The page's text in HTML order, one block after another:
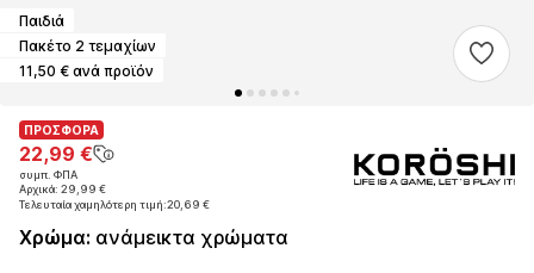
Παιδιά
Πακέτο 2 τεμαχίων
11,50 € ανά προϊόν
ΠΡΟΣΦΟΡΑ
22,99 €
συμπ. ΦΠΑ
Αρχικά: 29,99 €
Τελευταία χαμηλότερη τιμή:20,69 €
ΠΡΟΣΦΟΡΑ
22,99 €
συμπ. ΦΠΑ
Αρχικά: 29,99 €
Τελευταία χαμηλότερη τιμή:20,69 €
ΠΡΟΣΦΟΡΑ
22,99 €
συμπ. ΦΠΑ
Αρχικά: 29,99 €
Τελευταία χαμηλότερη τιμή:20,69 €
Χρώμα: ανάμεικτα χρώματα